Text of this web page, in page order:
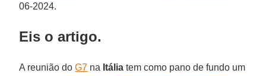
06-2024.
Eis o artigo.
A reunião doG7 na Itália tem como pano de fundo um